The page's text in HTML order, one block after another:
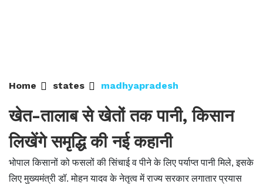
Home states madhyapradesh
खेत-तालाब से खेतों तक पानी, किसान
लिखेंगे समृद्धि की नई कहानी
भोपाल किसानों को फसलों की सिंचाई व पीने के लिए पर्याप्त पानी मिले, इसके
लिए मुख्यमंत्री डॉ. मोहन यादव के नेतृत्व में राज्य सरकार लगातार प्रयास